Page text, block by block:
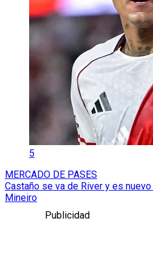
5
MERCADO DE PASES
Castaño se va de River y es
Mineiro
Publicidad